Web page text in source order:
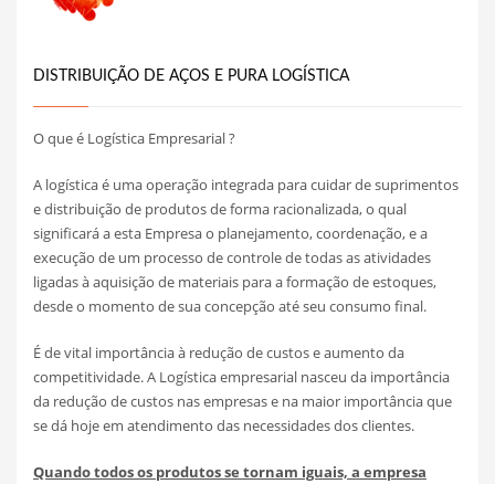
DISTRIBUIÇÃO DE AÇOS E PURA LOGÍSTICA
O que é Logística Empresarial ?
A logística é uma operação integrada para cuidar de suprimentos
e distribuição de produtos de forma racionalizada, o qual
significará a esta Empresa o planejamento, coordenação, e a
execução de um processo de controle de todas as atividades
ligadas à aquisição de materiais para a formação de estoques,
desde o momento de sua concepção até seu consumo final.
É de vital importância à redução de custos e aumento da
competitividade. A Logística empresarial nasceu da importância
da redução de custos nas empresas e na maior importância que
se dá hoje em atendimento das necessidades dos clientes.
Quando todos os produtos se tornam iguais, a empresa